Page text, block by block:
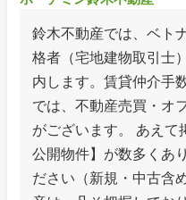
鈴木不動産では、ベト
格者（宅地建物取引士
内します。賃貸仲介手
では、不動産売買・オ
がございます。 あえて
公開物件】が数多くあ
ださい（新規・中古含